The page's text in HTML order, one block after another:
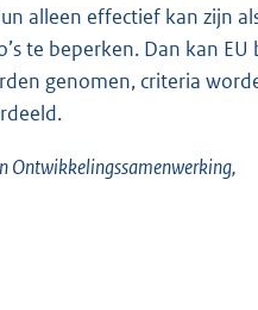
alleen effectief kan zijn
te beperken. Dan kan
genomen, criteria
Ontwikkelingssamenwerking,